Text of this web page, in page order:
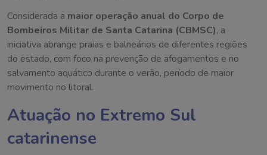
Considerada a maior operação anual do Corpo de
Bombeiros Militar de Santa Catarina (CBMSC), a
iniciativa abrange praias e balneários de diferentes regiões
do estado, com foco na prevenção de afogamentos e no
salvamento aquático durante o verão, período de maior
movimento no litoral.
Atuação no Extremo Sul
catarinense